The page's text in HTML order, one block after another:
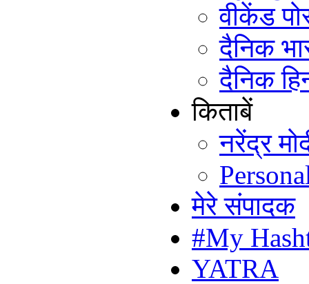
वीकेंड
दैनिक
दैनिक
किताबें
नरेंद्र
मेरे संपादक
#My
YATRA